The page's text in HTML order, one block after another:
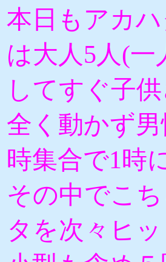
本日もアカ
は大人5人(一
してすぐ子
全く動かず
時集合で1時
その中でこ
タを次々ヒ